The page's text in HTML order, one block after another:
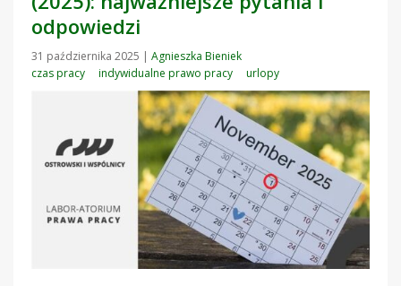
odpowiedzi
31 października 2025 | Agnieszka Bieniek
czas pracy
indywidualne prawo pracy urlopy